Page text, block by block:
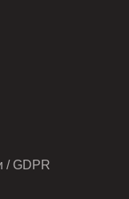
/ GDPR